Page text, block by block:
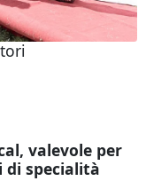
valevole per
di specialità